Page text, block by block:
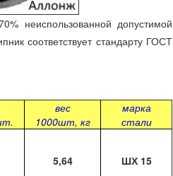
неиспользованной допустимой
соответствует стандарту ГОСТ
вес
1000шт, кг
марка
стали
5,64 ШХ 15